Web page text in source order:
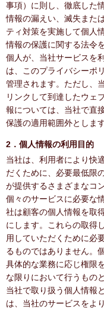
事項）に則し、徹底した
情報の漏えい、滅失また
ティ対策を実施して個人
情報の保護に関する法令
個人が、当社サービスを
は、このプライバシーポ
管理されます。ただし、
リンクして到達したウェ
報については、当社で直
保護の適用範囲外とします
2．個人情報の利用目的
当社は、利用者により快
だくために、必要最低限
が提供するさまざまなコ
個々のサービスに必要な
社は顧客の個人情報を取
にします。これらの取得
用していただくために必
るものではありません。
具体的な業務に応じ権限
な限りにおいて行うもの
当社で取り扱う個人情報
は、当社のサービスをよ